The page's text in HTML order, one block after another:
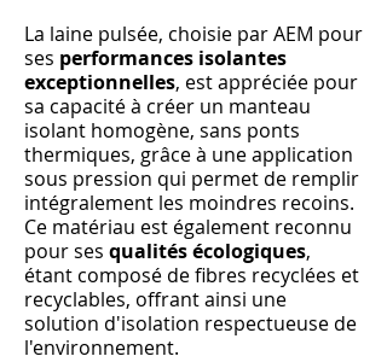
La laine pulsée, choisie par AEM pour
ses performances isolantes
exceptionnelles, est appréciée pour
sa capacité à créer un manteau
isolant homogène, sans ponts
thermiques, grâce à une application
sous pression qui permet de remplir
intégralement les moindres recoins.
Ce matériau est également reconnu
pour ses qualités écologiques,
étant composé de fibres recyclées et
recyclables, offrant ainsi une
solution d'isolation respectueuse de
l'environnement.